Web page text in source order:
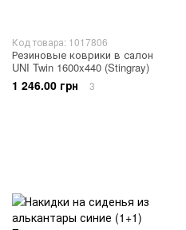
Код товара: 1017806
Резиновые коврики в салон
UNI Twin 1600x440 (Stingray)
1 246.00 грн 3